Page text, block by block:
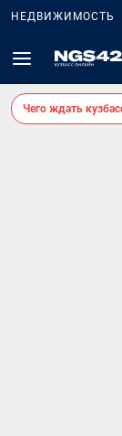
НЕДВИЖИМОСТЬ
Чего ждать